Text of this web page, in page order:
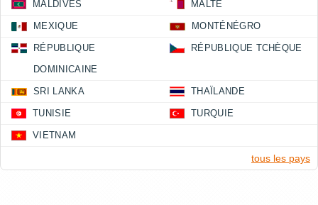
MALDIVES MALTE
MEXIQUE MONTÉNÉGRO
RÉPUBLIQUE
DOMINICAINE
RÉPUBLIQUE TCHÈQUE
SRI LANKA THAÏLANDE
TUNISIE TURQUIE
VIETNAM
tous les pays